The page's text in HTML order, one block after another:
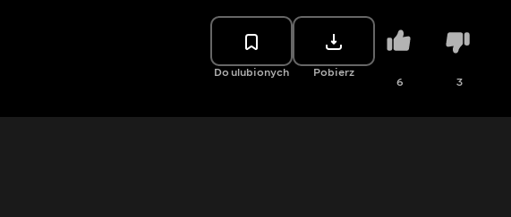
Do ulubionych Pobierz
6 3